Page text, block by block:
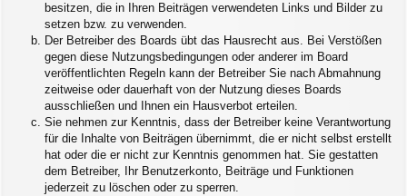
besitzen, die in Ihren Beiträgen verwendeten Links und Bilder zu
setzen bzw. zu verwenden.
Der Betreiber des Boards übt das Hausrecht aus. Bei Verstößen
gegen diese Nutzungsbedingungen oder anderer im Board
veröffentlichten Regeln kann der Betreiber Sie nach Abmahnung
zeitweise oder dauerhaft von der Nutzung dieses Boards
ausschließen und Ihnen ein Hausverbot erteilen.
Sie nehmen zur Kenntnis, dass der Betreiber keine Verantwortung
für die Inhalte von Beiträgen übernimmt, die er nicht selbst erstellt
hat oder die er nicht zur Kenntnis genommen hat. Sie gestatten
dem Betreiber, Ihr Benutzerkonto, Beiträge und Funktionen
jederzeit zu löschen oder zu sperren.